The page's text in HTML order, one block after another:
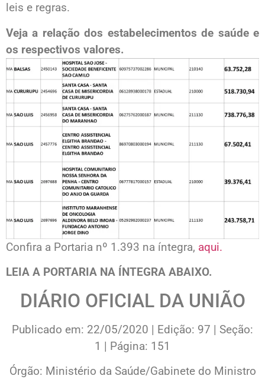
leis e regras.
Veja a relação dos estabelecimentos de saúde e
os respectivos valores.
Confira a Portaria nº 1.393 na íntegra, aqui.
LEIA A PORTARIA NA ÍNTEGRA ABAIXO.
DIÁRIO OFICIAL DA UNIÃO
Publicado em: 22/05/2020 | Edição: 97 | Seção:
1 | Página: 151
Órgão: Ministério da Saúde/Gabinete do Ministro